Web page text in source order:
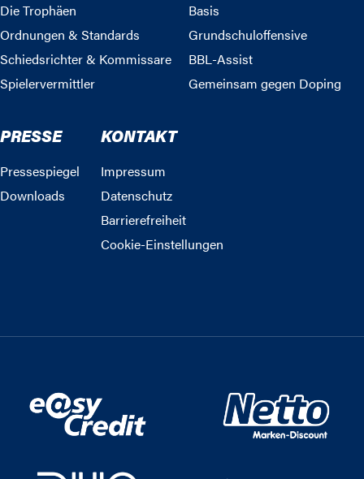
Die Trophäen
Ordnungen & Standards
Schiedsrichter & Kommissare
Spielervermittler
Basis
Grundschuloffensive
BBL-Assist
Gemeinsam gegen Doping
PRESSE
Pressespiegel
Downloads
KONTAKT
Impressum
Datenschutz
Barrierefreiheit
Cookie-Einstellungen